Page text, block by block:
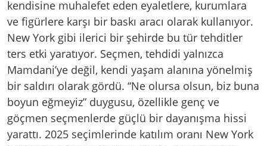
kendisine muhalefet eden eyaletlere, kurumlara
ve figürlere karşı bir baskı aracı olarak kullanıyor.
New York gibi ilerici bir şehirde bu tür tehditler
ters etki yaratıyor. Seçmen, tehdidi yalnızca
Mamdani’ye değil, kendi yaşam alanına yönelmiş
bir saldırı olarak gördü. “Ne olursa olsun, biz buna
boyun eğmeyiz” duygusu, özellikle genç ve
göçmen seçmenlerde güçlü bir dayanışma hissi
yarattı. 2025 seçimlerinde katılım oranı New York